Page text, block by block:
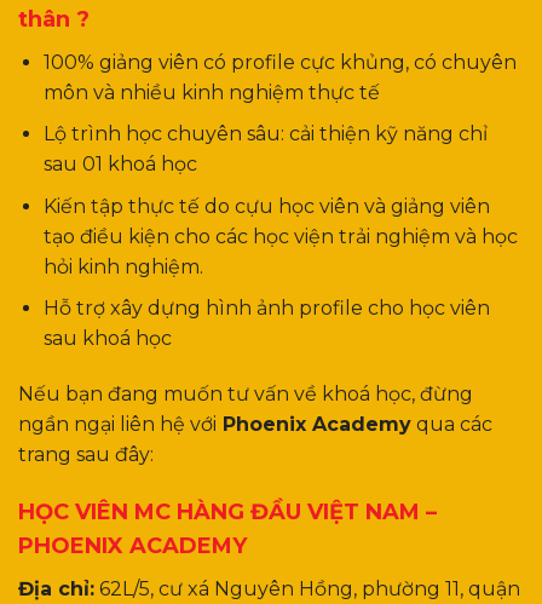
thân ?
100% giảng viên có profile cực khủng, có chuyên
môn và nhiều kinh nghiệm thực tế
Lộ trình học chuyên sâu: cải thiện kỹ năng chỉ
sau 01 khoá học
Kiến tập thực tế do cựu học viên và giảng viên
tạo điều kiện cho các học viện trải nghiệm và học
hỏi kinh nghiệm.
Hỗ trợ xây dựng hình ảnh profile cho học viên
sau khoá học
Nếu bạn đang muốn tư vấn về khoá học, đừng
ngần ngại liên hệ với Phoenix Academy qua các
trang sau đây:
HỌC VIÊN MC HÀNG ĐẦU VIỆT NAM –
PHOENIX ACADEMY
Địa chỉ: 62L/5, cư xá Nguyên Hồng, phường 11, quận